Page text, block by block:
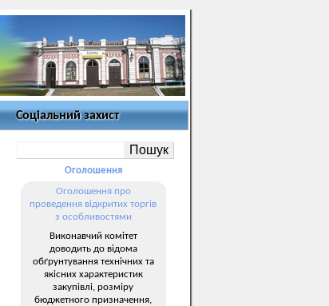
Соціальний захист
Оголошення
Оголошення про
проведення відкритих торгів
з особливостями
Виконавчий комітет
доводить до відома
обґрунтування технічних та
якісних характеристик
закупівлі, розміру
бюджетного призначення,